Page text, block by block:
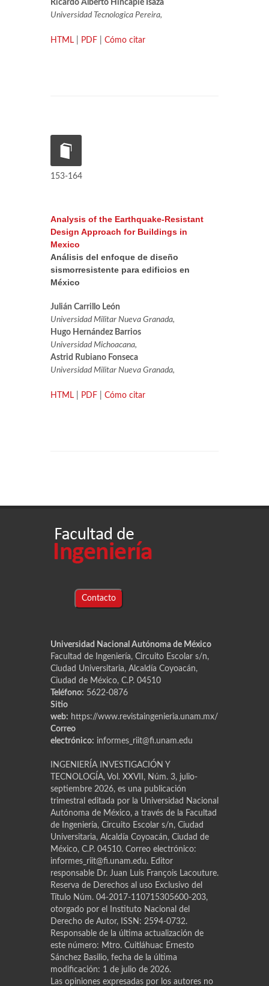
Ricardo Alberto Hincapié Isaza
Universidad Tecnologica Pereira,
HTML PDF Cómo citar
153-164
Analysis of the Earthquake-Resistant
Design Approach for Buildings in
Mexico
Análisis del enfoque de diseño
sismorresistente para edificios en
México
Julián Carrillo León
Universidad Militar Nueva Granada,
Hugo Hernández Barrios
Universidad Michoacana,
Astrid Rubiano Fonseca
Universidad Militar Nueva Granada,
HTML PDF Cómo citar
Contacto
Universidad Nacional Autónoma de México
Facultad de Ingeniería, Circuito Escolar s/n,
Ciudad Universitaria, Alcaldía Coyoacán,
Ciudad de México, C.P. 04510
Teléfono: 5622-0876
Sitio
web: https://www.revistaingenieria.unam.mx/
Correo
electrónico: informes_riit@fi.unam.edu
INGENIERÍA INVESTIGACIÓN Y
TECNOLOGÍA, Vol. XXVII, Núm. 3, julio-
septiembre 2026, es una publicación
trimestral editada por la Universidad Nacional
Autónoma de México, a través de la Facultad
de Ingeniería, Circuito Escolar s/n, Ciudad
Universitaria, Alcaldía Coyoacán, Ciudad de
México, C.P. 04510. Correo electrónico:
informes_riit@fi.unam.edu. Editor
responsable Dr. Juan Luis Franҫois Lacouture.
Reserva de Derechos al uso Exclusivo del
Título Núm. 04-2017-110715305600-203,
otorgado por el Instituto Nacional del
Derecho de Autor, ISSN: 2594-0732.
Responsable de la última actualización de
este número: Mtro. Cuitláhuac Ernesto
Sánchez Basilio, fecha de la última
modificación: 1 de julio de 2026.
Las opiniones expresadas por los autores no